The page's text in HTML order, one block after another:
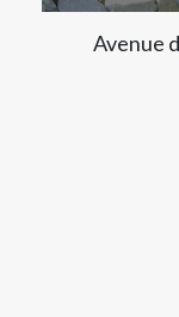
Avenue